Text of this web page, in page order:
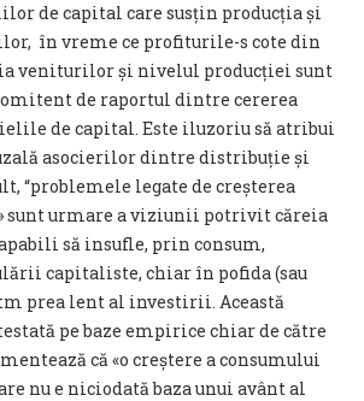
de capital care susțin producția și
în vreme ce profiturile-s cote din
veniturilor și nivelul producției sunt
de raportul dintre cererea
de capital. Este iluzoriu să atribui
asocierilor dintre distribuție și
“problemele legate de creșterea
sunt urmare a viziunii potrivit căreia
să insufle, prin consum,
capitaliste, chiar în pofida (sau
prea lent al investirii. Această
pe baze empirice chiar de către
că «o creștere a consumului
nu e niciodată baza unui avânt al